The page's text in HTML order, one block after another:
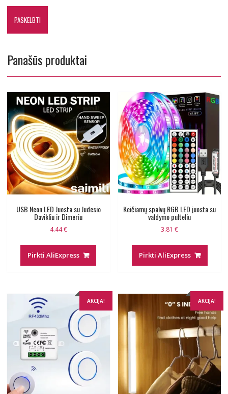
Panašūs produktai
USB Neon LED Juosta su Judesio
Davikliu ir Dimeriu
4.44€
Pirkti AliExpress
Keičiamų spalvų RGB LED juosta su
valdymo pulteliu
3.81€
Pirkti AliExpress
AKCIJA! AKCIJA!